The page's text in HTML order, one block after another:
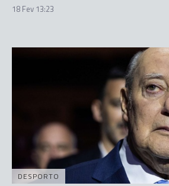
18 Fev 13:23
DESPORTO